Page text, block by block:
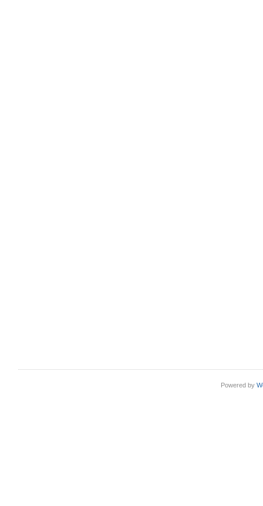
Powered by